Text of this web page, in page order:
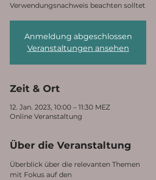
Verwendungsnachweis beachten solltet
Anmeldung abgeschlossen
Veranstaltungen ansehen
Zeit & Ort
12. Jan. 2023, 10:00 – 11:30 MEZ
Online Veranstaltung
Über die Veranstaltung
Überblick über die relevanten Themen
mit Fokus auf den